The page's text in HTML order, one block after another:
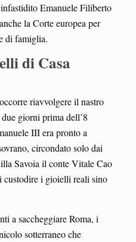
Emanuele Filiberto
la Corte europea per
di famiglia.
di Casa
riavvolgere il nastro
giorni prima dell’8
III era pronto a
circondato solo dai
Savoia il conte Vitale Cao
i gioielli reali sino
a saccheggiare Roma, i
sotterraneo che